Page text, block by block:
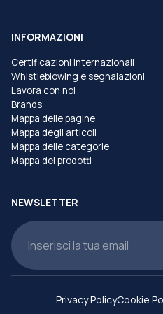
INFORMAZIONI
Certificazioni Internazionali
Whistleblowing e segnalazioni
Lavora con noi
Brands
Mappa delle pagine
Mappa degli articoli
Mappa delle categorie
Mappa dei prodotti
NEWSLETTER
Privacy PolicyCookie